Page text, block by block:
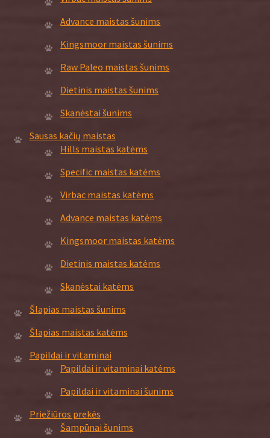
Advance maistas šunims
Kingsmoor maistas šunims
Raw Paleo maistas šunims
Dietinis maistas šunims
Skanėstai šunims
Sausas kačių maistas
Hills maistas katėms
Specific maistas katėms
Virbac maistas katėms
Advance maistas katėms
Kingsmoor maistas katėms
Dietinis maistas katėms
Skanėstai katėms
Šlapias maistas šunims
Šlapias maistas katėms
Papildai ir vitaminai
Papildai ir vitaminai katėms
Papildai ir vitaminai šunims
Priežiūros prekės
Šampūnai šunims